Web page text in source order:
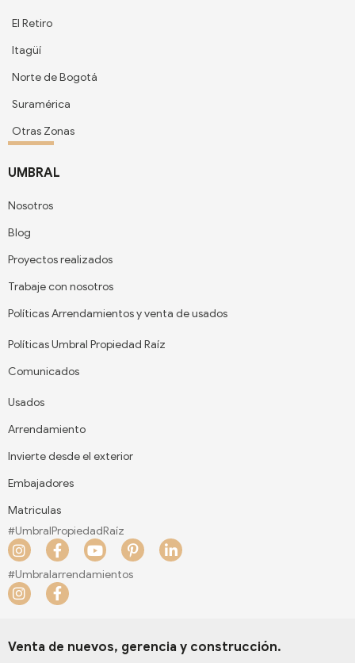
El Retiro
Itagüí
Norte de Bogotá
Suramérica
Otras Zonas
UMBRAL
Nosotros
Blog
Proyectos realizados
Trabaje con nosotros
Políticas Arrendamientos y venta de usados
Políticas Umbral Propiedad Raíz
Comunicados
Usados
Arrendamiento
Invierte desde el exterior
Embajadores
Matriculas
#UmbralPropiedadRaíz
I
n
s
t
a
a
F
a
c
e
b
k
Y
o
u
P
i
n
s
L
i
n
#Umbralarrendamientos
I
n
a
F
a
b
Venta de nuevos, gerencia y construcción.